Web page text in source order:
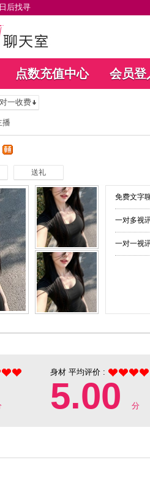
后找寻
点数充值中心 会员登
一收费
播
送礼
免费文字
一对多视
一对一视
身材 平均评价 :
5.00 分